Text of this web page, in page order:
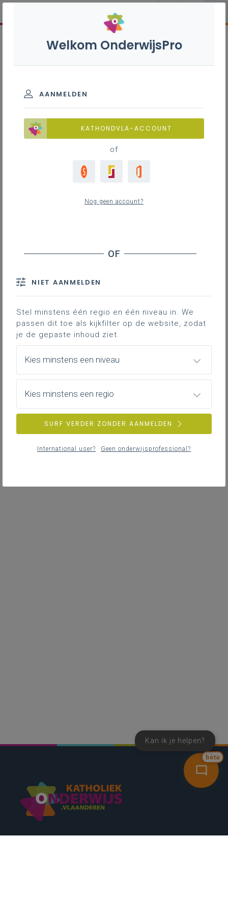
bèta
Kan ik je helpen?
Welkom OnderwijsPro
AANMELDEN
KATHONDVLA-ACCOUNT
of
Nog geen account?
NIET AANMELDEN
Stel minstens één regio en één niveau in. We
passen dit toe als kijkfilter op de website, zodat
je de gepaste inhoud ziet.
Kies minstens een niveau
Kies minstens een regio
SURF VERDER ZONDER AANMELDEN
International user? Geen onderwijsprofessional?